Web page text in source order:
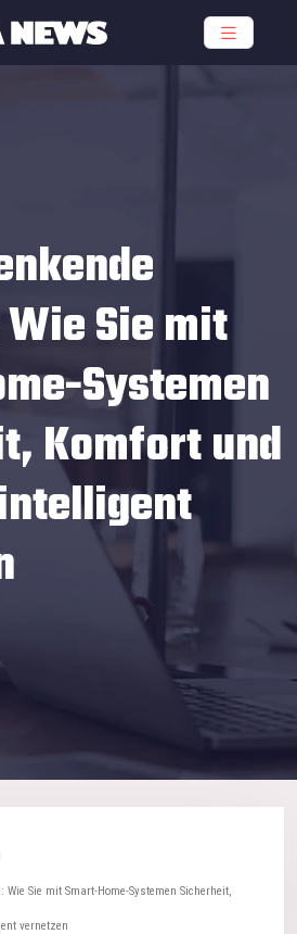
Sie mit
Systemen
Komfort und
Sie mit Smart-Home-Systemen Sicherheit,
vernetzen